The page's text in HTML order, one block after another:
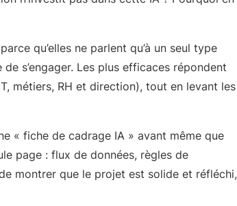
qu’elles ne parlent qu’à un seul type
s’engager. Les plus efficaces répondent
métiers, RH et direction), tout en levant les
« fiche de cadrage IA » avant même que
page : flux de données, règles de
montrer que le projet est solide et réfléchi,